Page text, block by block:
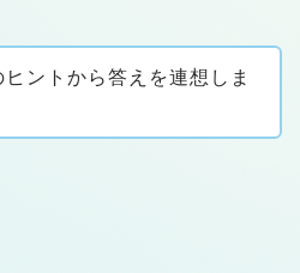
ントから答えを連想しま